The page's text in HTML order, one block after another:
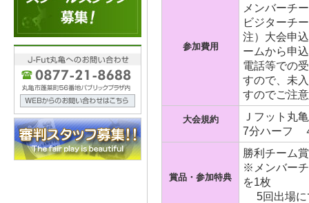
参加費用
メンバーチ
ビジターチ
注）大会申
ームから申
電話等での
すので、未
すのでご注
大会規約
Ｊフット丸亀
7分ハーフ
賞品・参加特典
勝利チーム
※メンバー
を1枚
5回出場に